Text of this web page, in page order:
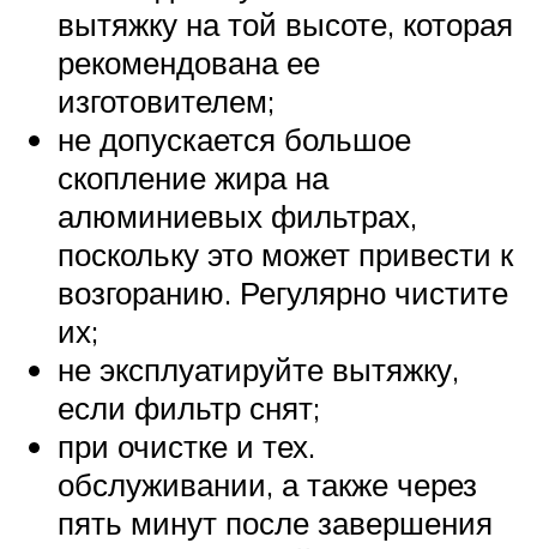
вытяжку на той высоте, которая
рекомендована ее
изготовителем;
не допускается большое
скопление жира на
алюминиевых фильтрах,
поскольку это может привести к
возгоранию. Регулярно чистите
их;
не эксплуатируйте вытяжку,
если фильтр снят;
при очистке и тех.
обслуживании, а также через
пять минут после завершения